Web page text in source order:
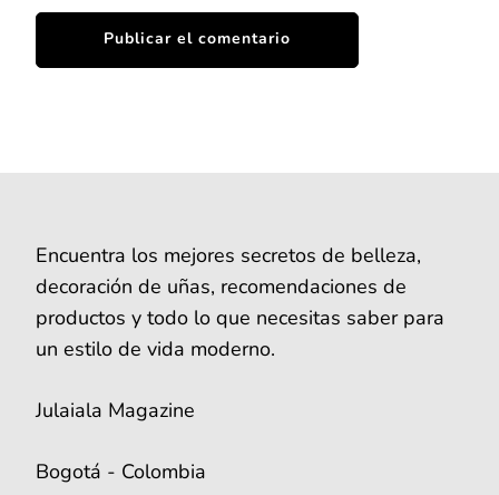
Encuentra los mejores secretos de belleza,
decoración de uñas, recomendaciones de
productos y todo lo que necesitas saber para
un estilo de vida moderno.
Julaiala Magazine
Bogotá - Colombia